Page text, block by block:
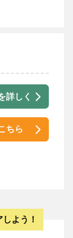
詳しく
ちら
よう！